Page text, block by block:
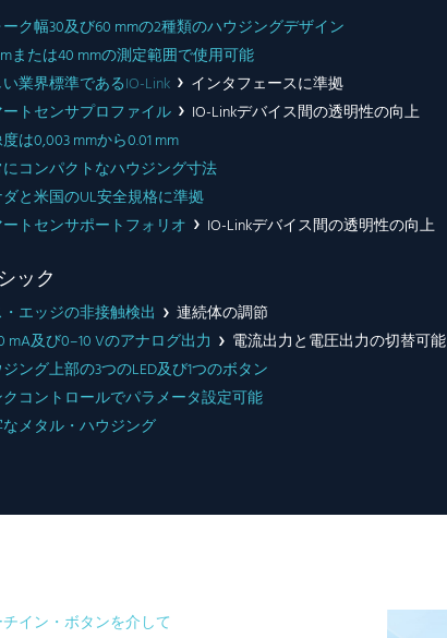
ク幅30及び60 mmの2種類のハウジングデザイン
または40 mmの測定範囲で使用可能
業界標準であるIO-Link
インタフェースに準拠
トセンサプロファイル
IO-Linkデバイス間の透明性の向上
は0,003 mmから0.01 mm
コンパクトなハウジング寸法
と米国のUL安全規格に準拠
トセンサポートフォリオ
IO-Linkデバイス間の透明性の向上
ック
エッジの非接触検出
連続体の調節
mA及び0–10 Vのアナログ出力
電流出力と電圧出力の切替可能
ング上部の3つのLED及び1つのボタン
クコントロールでパラメータ設定可能
メタル・ハウジング
イン・ボタンを介して